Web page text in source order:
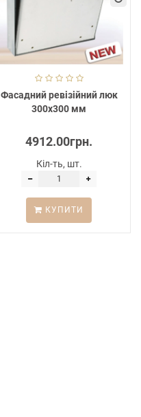
Фасадний ревізійний люк
300х300 мм
4912.00грн.
Кіл-ть, шт.
КУПИТИ